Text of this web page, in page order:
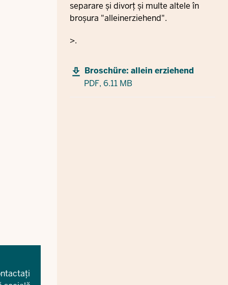
separare și divorț și multe altele în
broșura "alleinerziehend".
>.
Broschüre: allein erziehend
PDF, 6.11 MB